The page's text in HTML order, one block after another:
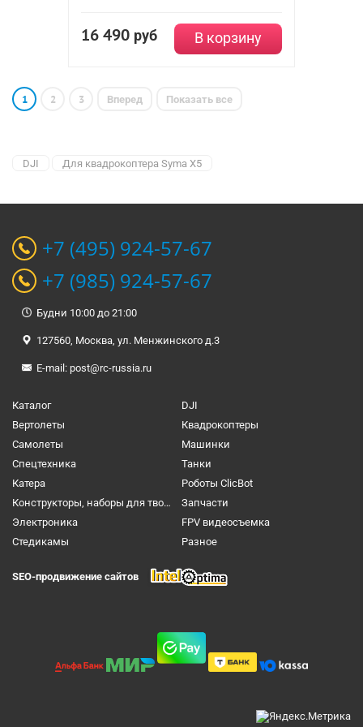
16 490 руб В корзину
1 2 3 Вперед Показать все
DJI Для квадрокоптера Syma X5
+7 (495) 924-57-67
+7 (985) 924-57-67
Будни 10:00 до 21:00
127560, Москва, ул. Менжинского д.3
E-mail: post@rc-russia.ru
Каталог
DJI
Вертолеты
Квадрокоптеры
Самолеты
Машинки
Спецтехника
Танки
Катера
Роботы ClicBot
Конструкторы, наборы для творчества и настольные игры
Запчасти
Электроника
FPV видеосъемка
Cтедикамы
Разное
SEO-продвижение сайтов